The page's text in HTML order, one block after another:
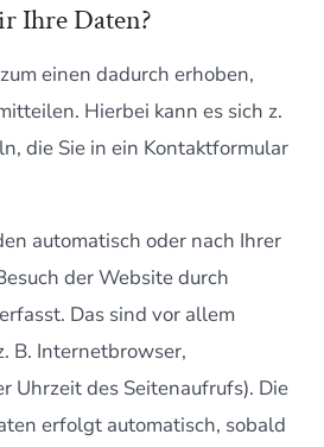
Ihre Daten?
einen dadurch erhoben,
Hierbei kann es sich z.
die Sie in ein Kontaktformular
automatisch oder nach Ihrer
der Website durch
Das sind vor allem
B. Internetbrowser,
Uhrzeit des Seitenaufrufs). Die
erfolgt automatisch, sobald